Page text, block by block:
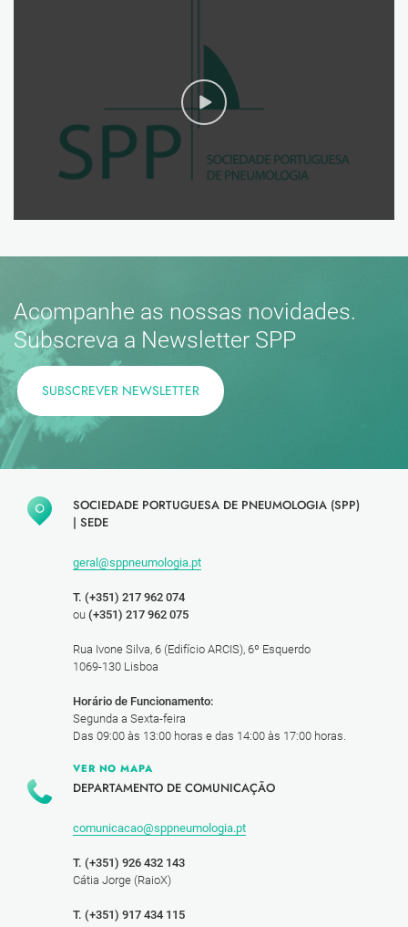
Acompanhe as nossas novidades.
Subscreva a Newsletter SPP
SUBSCREVER NEWSLETTER
SOCIEDADE PORTUGUESA DE PNEUMOLOGIA (SPP)
| SEDE
geral@sppneumologia.pt
T. (+351) 217 962 074
ou (+351) 217 962 075
Rua Ivone Silva, 6 (Edifício ARCIS), 6º Esquerdo
1069-130 Lisboa
Horário de Funcionamento:
Segunda a Sexta-feira
Das 09:00 às 13:00 horas e das 14:00 às 17:00 horas.
VER NO MAPA
DEPARTAMENTO DE COMUNICAÇÃO
comunicacao@sppneumologia.pt
T. (+351) 926 432 143
Cátia Jorge (RaioX)
T. (+351) 917 434 115